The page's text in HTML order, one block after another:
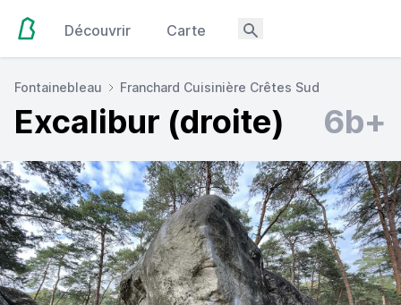
Découvrir Carte
Fontainebleau Franchard Cuisinière Crêtes Sud
Excalibur (droite) 6b+